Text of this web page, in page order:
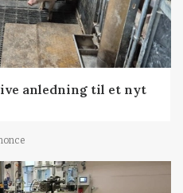
anledning til et nyt